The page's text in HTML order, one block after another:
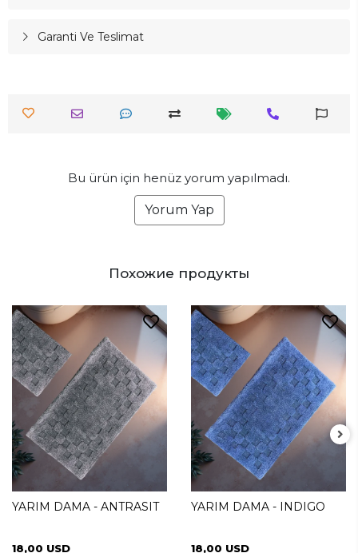
Garanti Ve Teslimat
Bu ürün için henüz yorum yapılmadı.
Yorum Yap
Похожие продукты
YARIM DAMA - ANTRASIT
18,00 USD
YARIM DAMA - INDIGO
18,00 USD